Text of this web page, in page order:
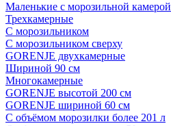
Маленькие с морозильной камерой
Трехкамерные
С морозильником
С морозильником сверху
GORENJE двухкамерные
Шириной 90 см
Многокамерные
GORENJE высотой 200 см
GORENJE шириной 60 см
С объёмом морозилки более 201 л